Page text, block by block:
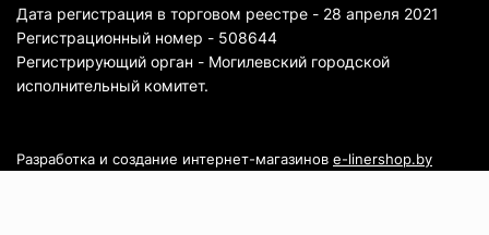
Дата регистрация в торговом реестре - 28 апреля 2021
Регистрационный номер - 508644
Регистрирующий орган - Могилевский городской
исполнительный комитет.
Разработка и создание интернет-магазинов e-linershop.by